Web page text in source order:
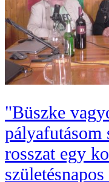
"Büszke
pályafutásom
rosszat egy